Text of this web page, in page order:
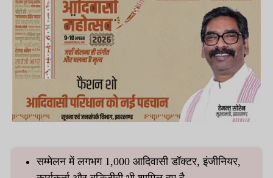
सम्मेलन में लगभग 1,000 आदिवासी डॉक्टर, इंजीनियर,